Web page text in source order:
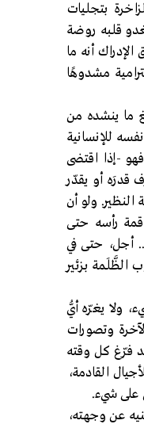
بتجليات
قلبه روضة
أنه ما
مشدوهًا
ما ينشده من
للإنسانية
-إذا اقتضى
قدرَه أو يقدّر
ولو أن
قمة رأسه حتى
أجل، حتى في
الظَّلَمة بزئير
ولا يغرّه أيُّ
وتصورات
فرّغ كل وقته
القادمة،
على شيء.
عن وجهته،